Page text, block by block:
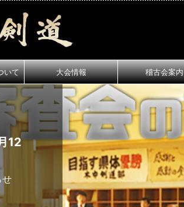
いて 大会情報 稽古会案内